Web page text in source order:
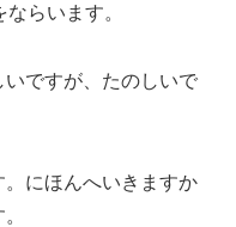
らいます。
ですが、たのしいで
にほんへいきますか